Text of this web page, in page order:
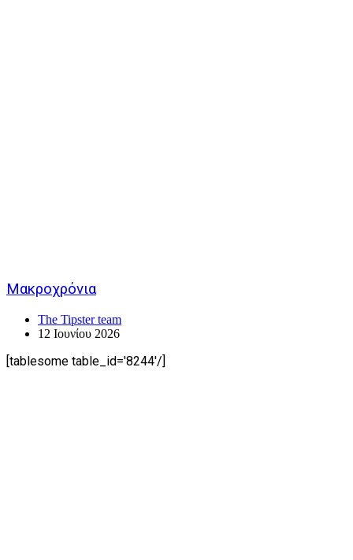
Μακροχρόνια
The Tipster team
12 Ιουνίου 2026
[tablesome table_id='8244'/]